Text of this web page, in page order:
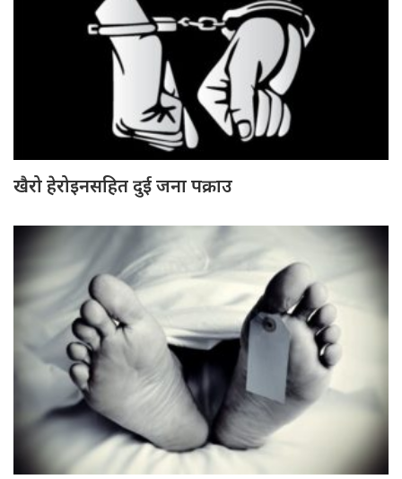
खैरो हेरोइनसहित दुई जना पक्राउ